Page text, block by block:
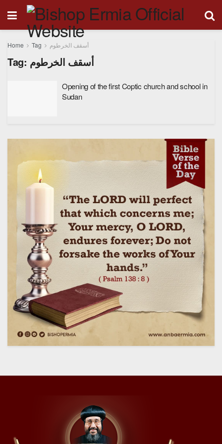
Home Tag أسقف الخرطوم
Tag: أسقف الخرطوم
Opening of the first Coptic church and school in
Sudan